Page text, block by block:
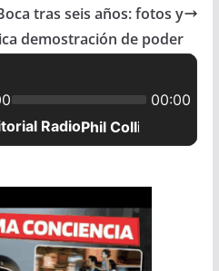
tras seis años: fotos y
demostración de poder